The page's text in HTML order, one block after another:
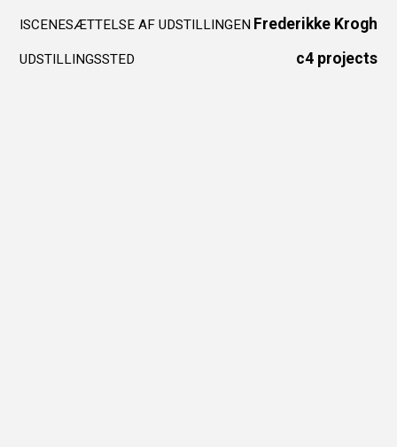
ISCENESÆTTELSE AF UDSTILLINGEN Frederikke Krogh
UDSTILLINGSSTED c4 projects